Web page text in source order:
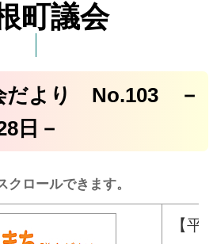
町議会
だより No.103 －
日－
ロールできます。
【